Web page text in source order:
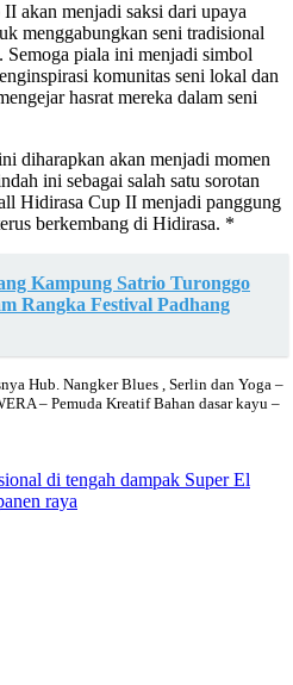
akan menjadi saksi dari upaya
menggabungkan seni tradisional
Semoga piala ini menjadi simbol
komunitas seni lokal dan
hasrat mereka dalam seni
diharapkan akan menjadi momen
ini sebagai salah satu sorotan
Hidirasa Cup II menjadi panggung
berkembang di Hidirasa. *
Kampung Satrio Turonggo
Rangka Festival Padhang
Hub. Nangker Blues , Serlin dan Yoga –
– Pemuda Kreatif Bahan dasar kayu –
di tengah dampak Super El
raya